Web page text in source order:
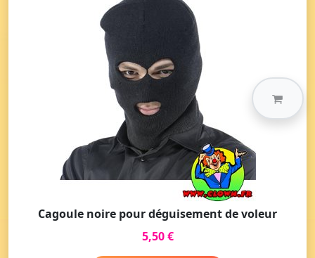
Cagoule noire pour déguisement de voleur
5,50 €